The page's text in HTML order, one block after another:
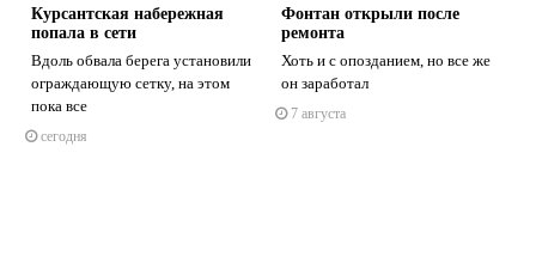
Курсантская набережная
попала в сети
Вдоль обвала берега установили
ограждающую сетку, на этом
пока все
сегодня
Фонтан открыли после
ремонта
Хоть и с опозданием, но все же
он заработал
7 августа